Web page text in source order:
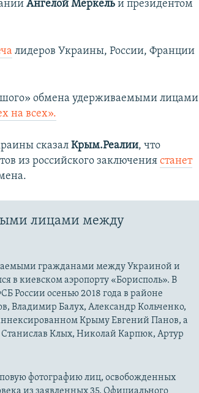
Ангелой Меркель и президентом
лидеров Украины, России, Франции
обмена удерживаемыми лицами
на всех».
сказал Крым.Реалии, что
из российского заключениястанет
лицами между
гражданами между Украиной и
в киевском аэропорту «Борисполь». В
России осенью 2018 года в районе
Владимир Балух, Александр Кольченко,
Крыму Евгений Панов, а
Клых, Николай Карпюк, Артур
фотографию лиц, освобожденных
из заявленных 35. Официального